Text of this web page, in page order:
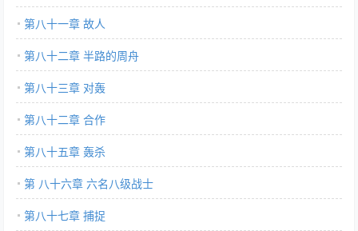
第八十一章 故人
第八十二章 半路的周舟
第八十三章 对轰
第八十二章 合作
第八十五章 轰杀
第 八十六章 六名八级战士
第八十七章 捕捉